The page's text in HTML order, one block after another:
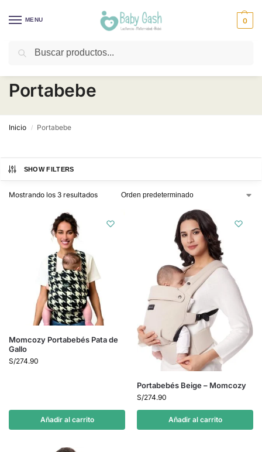
MENU 0
¡Descuentos todos los días! ⚡ Baby Gash
Portabebe
Inicio / Portabebe
SHOW FILTERS
Mostrando los 3 resultados
Momcozy Portabebés Pata de
Gallo
S/274.90
Añadir al carrito
Portabebés Beige – Momcozy
S/274.90
Añadir al carrito